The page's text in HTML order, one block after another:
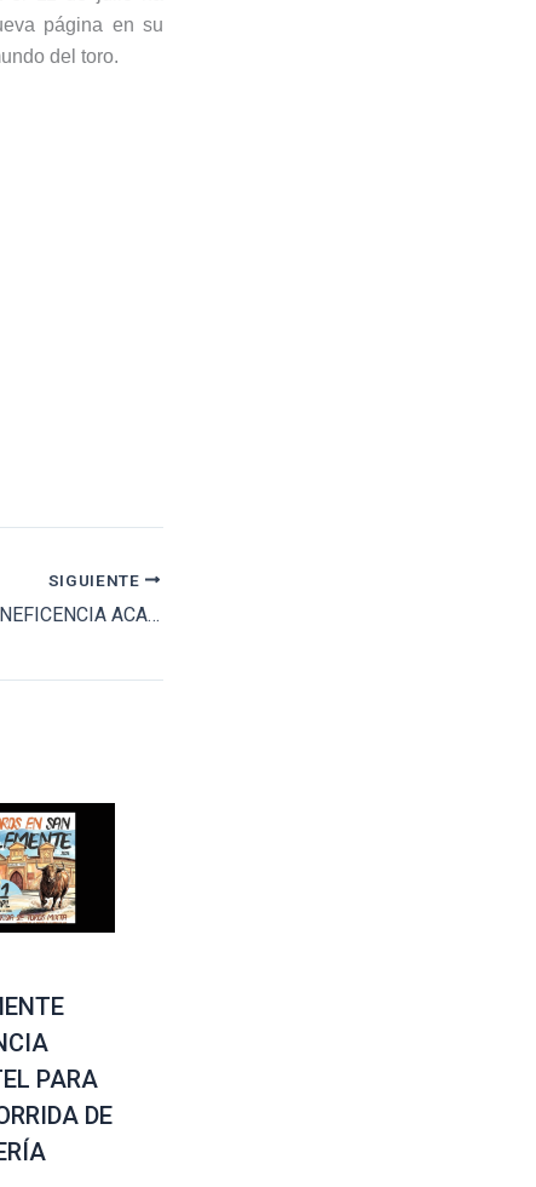
página en su
del toro.
SIGUIENTE
LA CORRIDA DE BENEFICENCIA ACAPARA LOS REFLECTORES EN LAS VENTAS CON TALAVANTE, ROCA REY Y VÍCTOR HERNÁNDEZ
PARA
DE